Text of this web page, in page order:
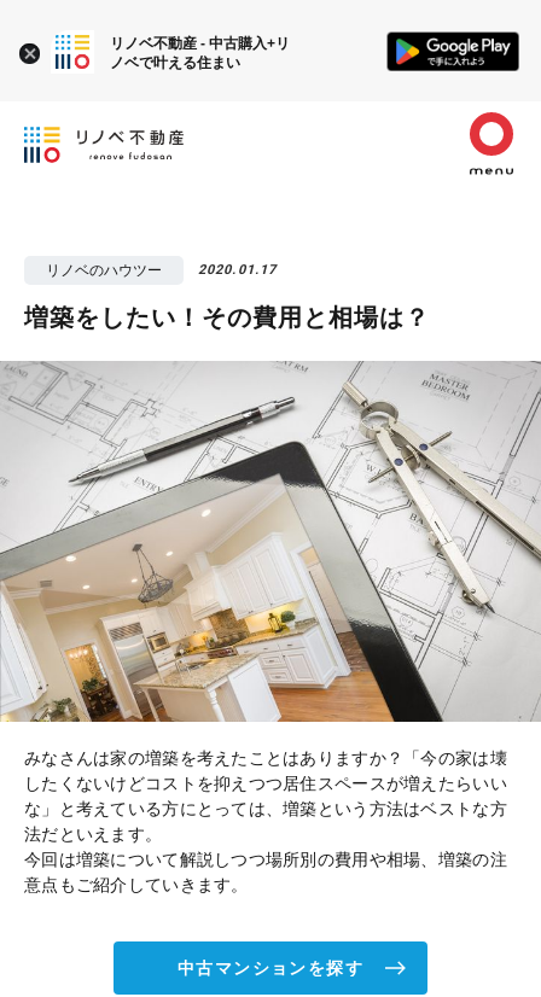
リノベのハウツー 2020.01.17
増築をしたい！その費用と相場は？
みなさんは家の増築を考えたことはありますか？「今の家は壊
したくないけどコストを抑えつつ居住スペースが増えたらいい
な」と考えている方にとっては、増築という方法はベストな方
法だといえます。
今回は増築について解説しつつ場所別の費用や相場、増築の注
意点もご紹介していきます。
中古マンションを探す
リノベ不動産 - 中古購入+リ
ノベで叶える住まい